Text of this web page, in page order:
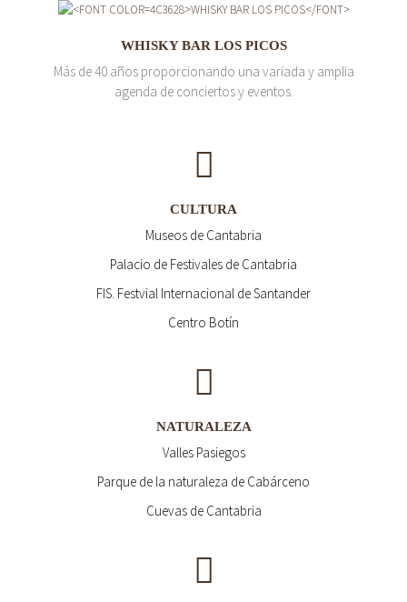
WHISKY BAR LOS PICOS
Más de 40 años proporcionando una variada y amplia
agenda de conciertos y eventos.
CULTURA
Museos de Cantabria
Palacio de Festivales de Cantabria
FIS. Festvial Internacional de Santander
Centro Botín
NATURALEZA
Valles Pasiegos
Parque de la naturaleza de Cabárceno
Cuevas de Cantabria